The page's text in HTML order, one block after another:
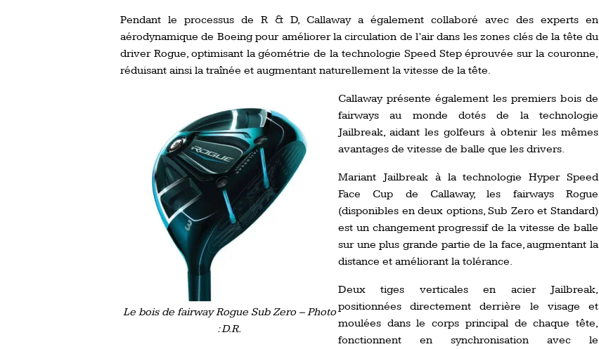
Pendant le processus de R & D, Callaway a également collaboré avec des experts en
aérodynamique de Boeing pour améliorer la circulation de l’air dans les zones clés de la tête du
driver Rogue, optimisant la géométrie de la technologie Speed Step éprouvée sur la couronne,
réduisant ainsi la traînée et augmentant naturellement la vitesse de la tête.
Le bois de fairway Rogue Sub Zero – Photo
: D.R.
Callaway présente également les premiers bois de
fairways au monde dotés de la technologie
Jailbreak, aidant les golfeurs à obtenir les mêmes
avantages de vitesse de balle que les drivers.
Mariant Jailbreak à la technologie Hyper Speed
Face Cup de Callaway, les fairways Rogue
(disponibles en deux options, Sub Zero et Standard)
est un changement progressif de la vitesse de balle
sur une plus grande partie de la face, augmentant la
distance et améliorant la tolérance.
Deux tiges verticales en acier Jailbreak,
positionnées directement derrière le visage et
moulées dans le corps principal de chaque tête,
fonctionnent en synchronisation avec le